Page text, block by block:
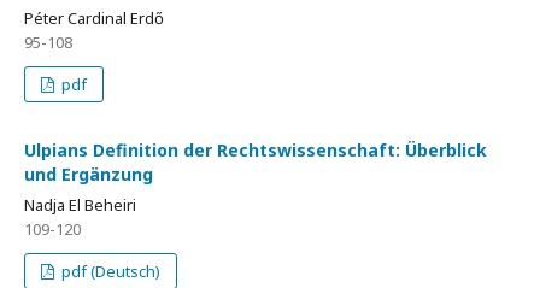
Péter Cardinal Erdő
95-108
pdf
Ulpians Definition der Rechtswissenschaft: Überblick
und Ergänzung
Nadja El Beheiri
109-120
pdf (Deutsch)